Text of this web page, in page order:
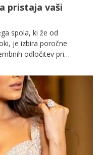
pristaja vaši
spola, ki že od
je izbira poročne
odločitev pri
življenje in zlasti za
zelo pomembno, da